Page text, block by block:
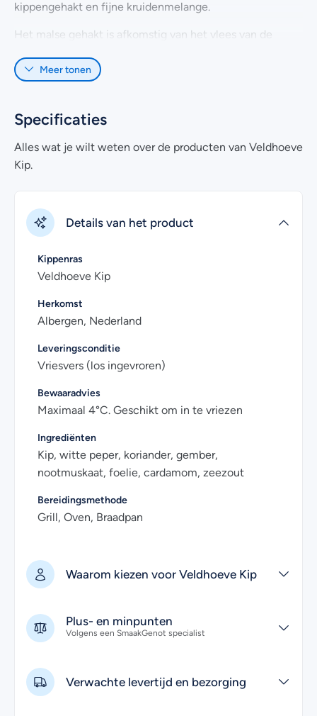
kippengehakt en fijne kruidenmelange.
Het malse gehakt is afkomstig van het vlees van de
deze kipsaucijsjes, gebruiken wij alleen kippenvlees van
Heb je nog vragen over het online bestellen van
Uiteraard kan je voor meer informatie ook contactmet
ons opnemen. Wij helpen je graag!
Meer tonen
Specificaties
Alles wat je wilt weten over de producten van Veldhoeve
Kip.
Details van het product
Kippenras
Veldhoeve Kip
Herkomst
Albergen, Nederland
Leveringsconditie
Vriesvers (los ingevroren)
Bewaaradvies
Maximaal 4°C. Geschikt om in te vriezen
Ingrediënten
Kip, witte peper, koriander, gember,
nootmuskaat, foelie, cardamom, zeezout
Bereidingsmethode
Grill, Oven, Braadpan
Waarom kiezen voor Veldhoeve Kip
Plus- en minpunten
Volgens een SmaakGenot specialist
Verwachte levertijd en bezorging